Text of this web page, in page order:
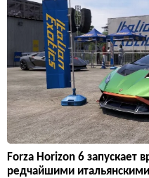
Forza Horizon 6 запускает
редчайшими